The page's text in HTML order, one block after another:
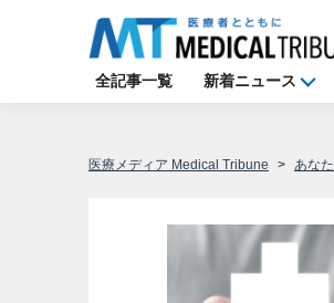
全記事一覧 新着ニュース
医療メディア Medical Tribune あな